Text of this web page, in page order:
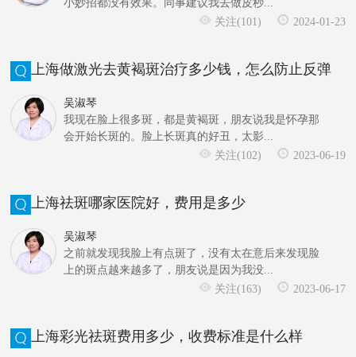
小妙招都没有效果。同事建议我去做皮秒...
关注(101)
2024-01-23
上海做激光去黄褐斑治疗多少钱，怎么防止反弹
吴淑琴
我现在脸上很多斑，都是黄褐斑，朋友说我是怀孕那
会开始长斑的。脸上长斑真的好丑，太影...
关注(102)
2023-06-19
上海祛斑哪家医院好，费用是多少
吴淑琴
之前就发现我脸上有点斑了，没有太在意后来发现脸
上的斑点越来越多了，朋友说是因为我没...
关注(163)
2023-06-17
上海彩光祛斑费用多少，收费标准是什么样